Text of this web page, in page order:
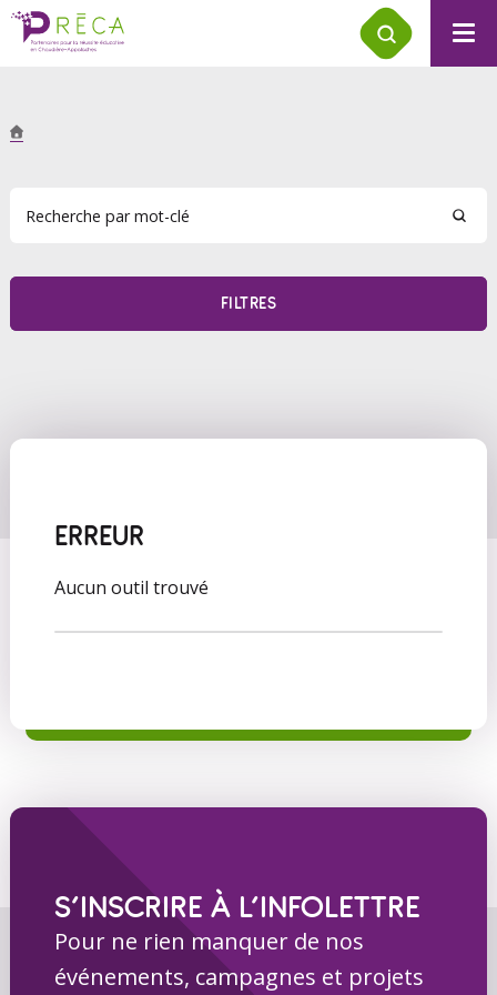
FILTRES
ERREUR
Aucun outil trouvé
S’INSCRIRE À L’INFOLETTRE
Pour ne rien manquer de nos
événements, campagnes et projets